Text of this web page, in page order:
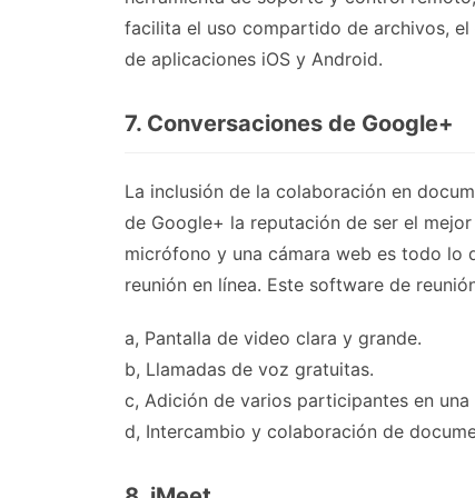
facilita el uso compartido de archivos,
de aplicaciones iOS y Android.
7. Conversaciones de Google+
La inclusión de la colaboración en
de Google+ la reputación de ser el
micrófono y una cámara web es todo lo
reunión en línea. Este software de
a, Pantalla de video clara y grande.
b, Llamadas de voz gratuitas.
c, Adición de varios participantes en una
d, Intercambio y colaboración de